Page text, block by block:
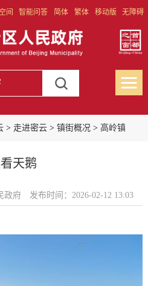
间 智能问答 简体 繁体 移动版 无障碍
> 走进密云> 镇街概况 > 高岭镇
天鹅
政府 发布时间：2026-02-12 13:03